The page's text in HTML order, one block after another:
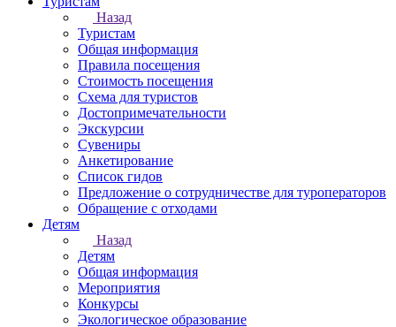
Назад
Туристам
Общая информация
Правила посещения
Стоимость посещения
Схема для туристов
Достопримечательности
Экскурсии
Сувениры
Анкетирование
Список гидов
Предложение о сотрудничестве для туроператоров
Обращение с отходами
Детям
Назад
Детям
Общая информация
Мероприятия
Конкурсы
Экологическое образование